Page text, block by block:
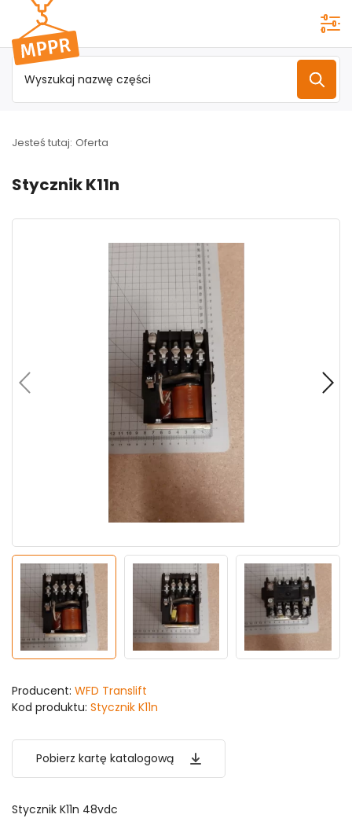
Przejdź do
menu
głównego
Jesteś tutaj: Oferta
Stycznik K11n
Producent: WFD Translift
Kod produktu: Stycznik K11n
Pobierz kartę katalogową
Stycznik K11n 48vdc